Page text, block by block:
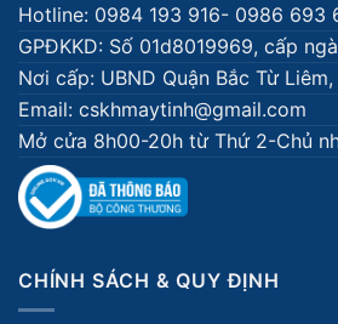
Hotline: 0984 193 916- 0986 693
GPĐKKD: Số 01d8019969, cấp
Nơi cấp: UBND Quận Bắc Từ
Email: cskhmaytinh@gmail.com
Mở cửa 8h00-20h từ Thứ 2-Chủ
CHÍNH SÁCH & QUY ĐỊNH